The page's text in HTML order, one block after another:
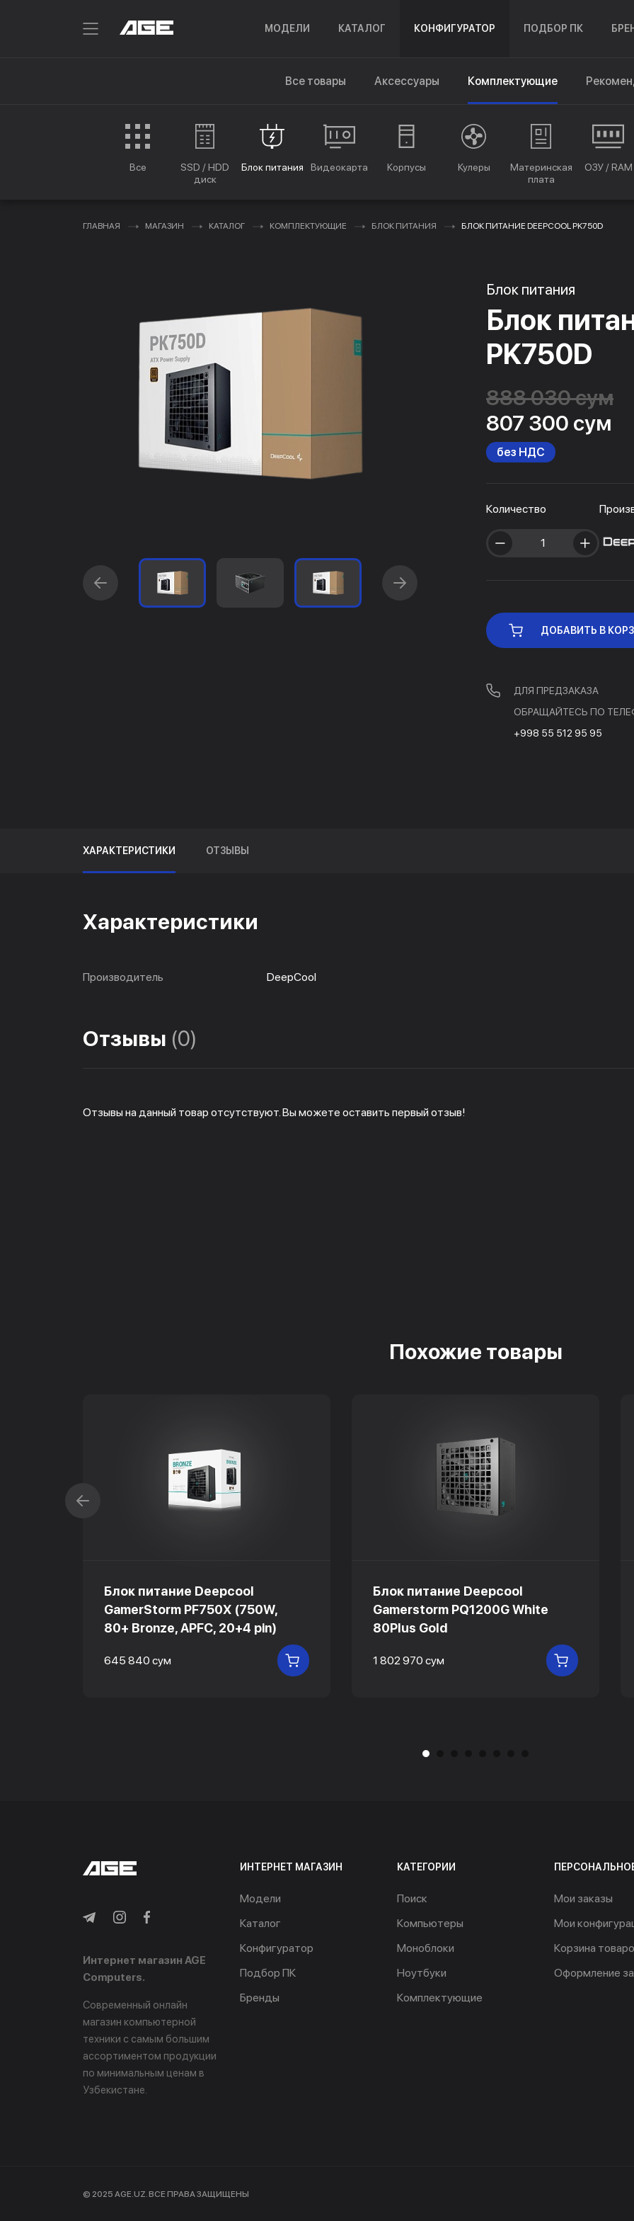
МОДЕЛИ КАТАЛОГ КОНФИГУРАТОР ПОДБОР ПК
Все товары Аксессуары Комплектующие
Все
SSD / HDD
диск
Блок питания Видеокарта Корпусы Кулеры
Материнская
плата
ОЗУ / RAM
ГЛАВНАЯ МАГАЗИН КАТАЛОГ КОМПЛЕКТУЮЩИЕ БЛОК ПИТАНИЯ БЛОК ПИТАНИЕ DEEPCOOL PK750D
Блок питания
Блок
PK750D
888 030 сум
807 300 сум
без НДС
Количество
ДОБАВИТЬ В
ДЛЯ ПРЕДЗАКАЗА
ОБРАЩАЙТЕСЬ ПО
+998 55 512 95 95
ХАРАКТЕРИСТИКИ ОТЗЫВЫ
Характеристики
Производитель DeepCool
Отзывы (0)
Отзывы на данный товар отсутствуют. Вы можете оставить первый отзыв!
Похожие товары
Блок питание Deepcool
GamerStorm PF750X (750W,
80+ Bronze, APFC, 20+4 pin)
645 840 сум В КОРЗИНУ
Блок питание Deepcool
Gamerstorm PQ1200G White
80Plus Gold
1 802 970 сум В КОРЗИНУ
Интернет магазин AGE
Computers.
Современный онлайн
магазин компьютерной
техники с самым большим
ассортиментом продукции
по минимальным ценам в
Узбекистане.
ИНТЕРНЕТ МАГАЗИН
Модели
Каталог
Конфигуратор
Подбор ПК
Бренды
КАТЕГОРИИ
Поиск
Компьютеры
Моноблоки
Ноутбуки
Комплектующие
Мои заказы
Мои
Корзина
Оформление
© 2025 AGE.UZ. ВСЕ ПРАВА ЗАЩИЩЕНЫ